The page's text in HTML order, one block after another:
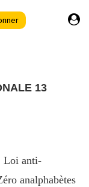
13
Loi anti-
analphabètes